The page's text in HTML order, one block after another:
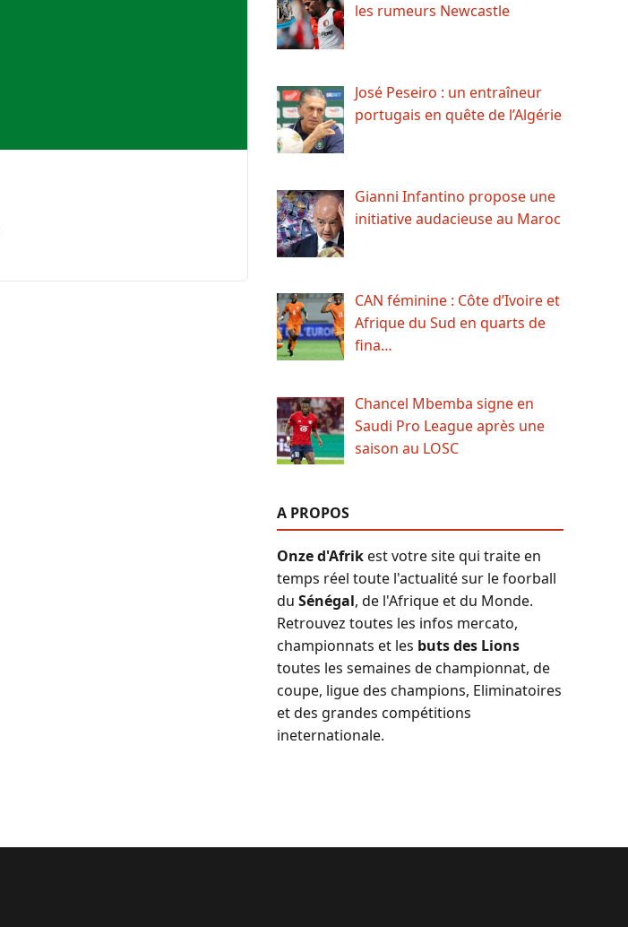
les rumeurs Newcastle
José Peseiro : un entraîneur
portugais en quête de l’Algérie
Gianni Infantino propose une
initiative audacieuse au Maroc
CAN féminine : Côte d’Ivoire et
Afrique du Sud en quarts de
fina…
Chancel Mbemba signe en
Saudi Pro League après une
saison au LOSC
A PROPOS
Onze d'Afrikest votre site qui traite en
temps réel toute l'actualité sur le foorball
du Sénégal, de l'Afrique et du Monde.
Retrouvez toutes les infos mercato,
championnats et les buts des Lions
toutes les semaines de championnat, de
coupe, ligue des champions, Eliminatoires
et des grandes compétitions
ineternationale.